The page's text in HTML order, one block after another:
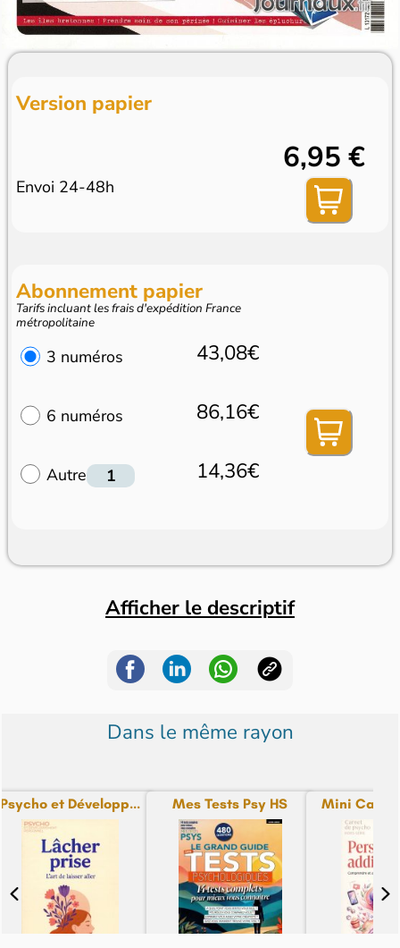
Version papier
Envoi 24-48h
6,95 €
Abonnement papier
Tarifs incluant les frais d'expédition France
métropolitaine
3 numéros 43,08€
6 numéros 86,16€
Autre 14,36€
Afficher le descriptif
Dans le même rayon
Psycho et Développ... Mes Tests Psy HS Mini Carnet